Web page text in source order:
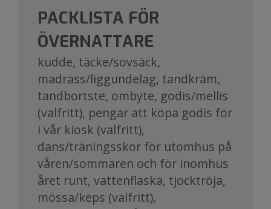
PACKLISTA FÖR
ÖVERNATTARE​​​​​​​
kudde, täcke/sovsäck,
madrass/liggundelag, tandkräm,
tandbortste, ombyte, godis/mellis
(valfritt), pengar att köpa godis för
i vår kiosk (valfritt),
dans/träningsskor för utomhus på
våren/sommaren och för inomhus
året runt, vattenflaska, tjocktröja,
mössa/keps (valfritt),